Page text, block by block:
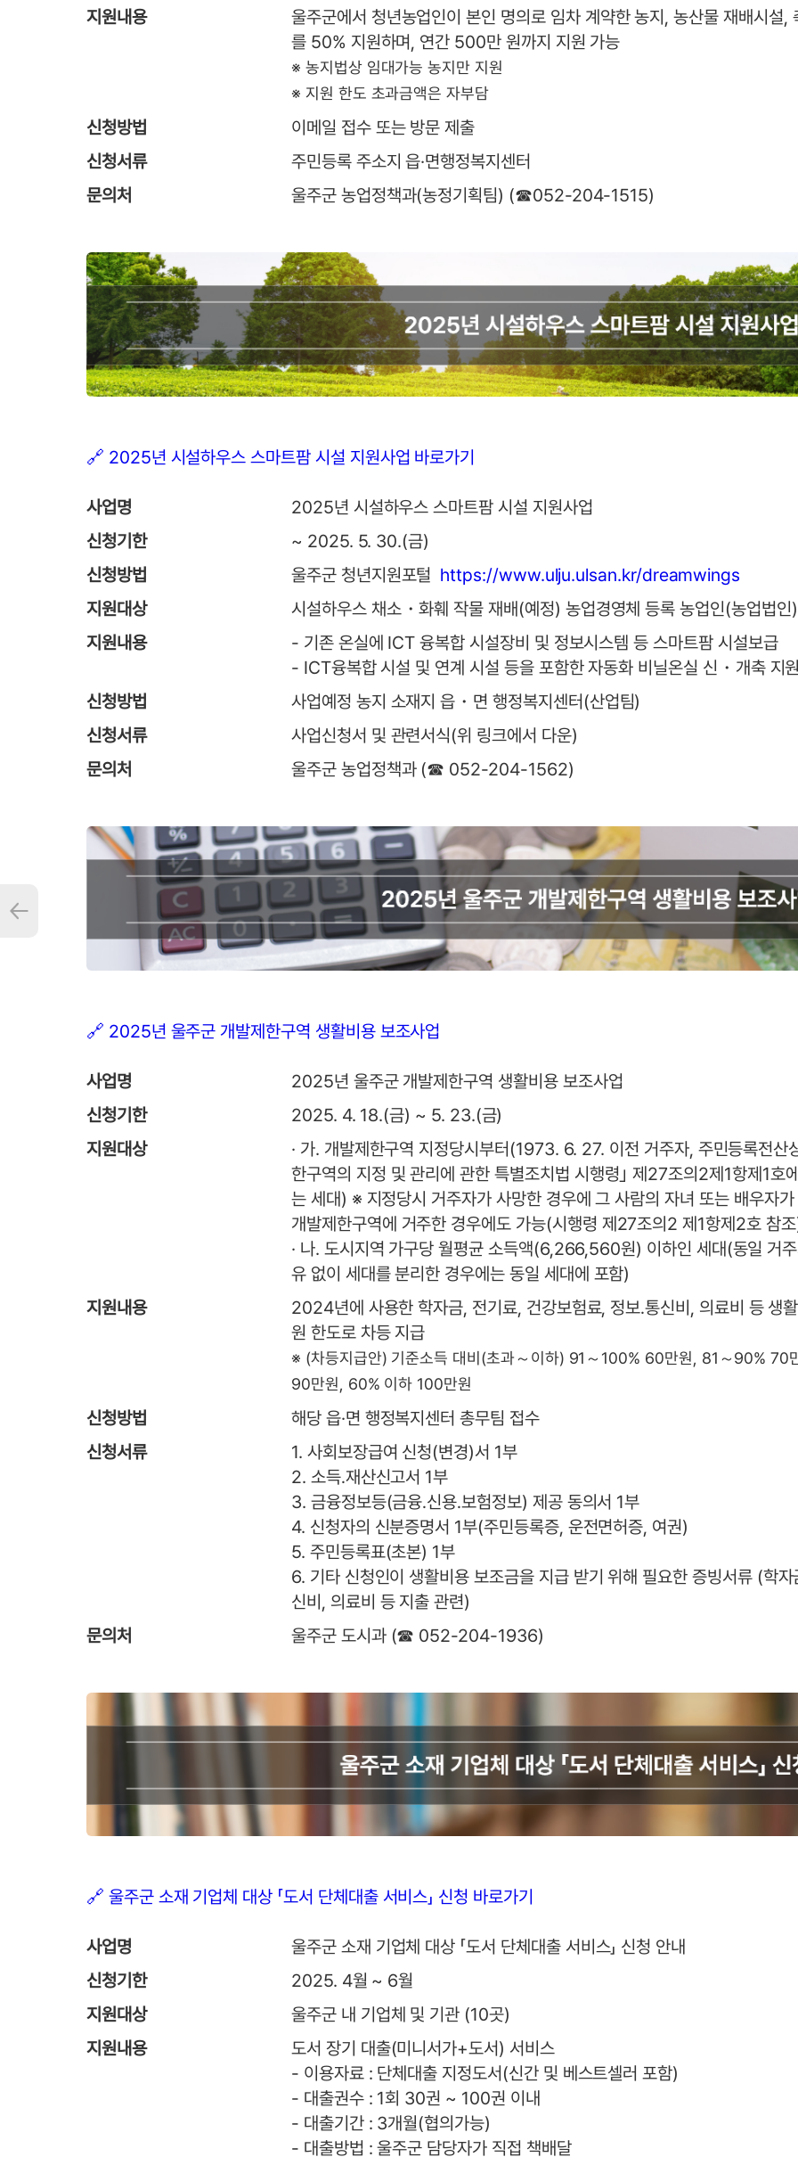
지원내용
울주군에서 청년농업인이 본인 명의로 임차 계약한 농지, 농산물 재배시설,
를 50% 지원하며, 연간 500만 원까지 지원 가능
※ 농지법상 임대가능 농지만 지원
※ 지원 한도 초과금액은 자부담
신청방법
이메일 접수 또는 방문 제출
신청서류
주민등록 주소지 읍·면행정복지센터
문의처
울주군 농업정책과(농정기획팀) (☎052-204-1515)
🔗 2025년 시설하우스 스마트팜 시설 지원사업 바로가기
사업명
2025년 시설하우스 스마트팜 시설 지원사업
신청기한
~ 2025. 5. 30.(금)
신청방법
울주군 청년지원포털 https://www.ulju.ulsan.kr/dreamwings
지원대상
시설하우스 채소・화훼 작물 재배(예정) 농업경영체 등록 농업인(농업법인)
지원내용
- 기존 온실에 ICT 융복합 시설장비 및 정보시스템 등 스마트팜 시설보급
- ICT융복합 시설 및 연계 시설 등을 포함한 자동화 비닐온실 신・개축 지
신청방법
사업예정 농지 소재지 읍・면 행정복지센터(산업팀)
신청서류
사업신청서 및 관련서식(위 링크에서 다운)
문의처
울주군 농업정책과 (☎ 052-204-1562)
🔗 2025년 울주군 개발제한구역 생활비용 보조사업
사업명
2025년 울주군 개발제한구역 생활비용 보조사업
신청기한
2025. 4. 18.(금) ~ 5. 23.(금)
지원대상
· 가. 개발제한구역 지정당시부터(1973. 6. 27. 이전 거주자, 주민등록전산
한구역의 지정 및 관리에 관한 특별조치법 시행령｣ 제27조의2제1항제1호
는 세대) ※ 지정당시 거주자가 사망한 경우에 그 사람의 자녀 또는 배우자
개발제한구역에 거주한 경우에도 가능(시행령 제27조의2 제1항제2호 참
· 나. 도시지역 가구당 월평균 소득액(6,266,560원) 이하인 세대(동일 거
유 없이 세대를 분리한 경우에는 동일 세대에 포함)
지원내용
2024년에 사용한 학자금, 전기료, 건강보험료, 정보․통신비, 의료비 등 생
원 한도로 차등 지급
※ (차등지급안) 기준소득 대비(초과～이하) 91～100% 60만원, 81～90%
90만원, 60% 이하 100만원
신청방법
해당 읍·면 행정복지센터 총무팀 접수
신청서류
1. 사회보장급여 신청(변경)서 1부
2. 소득․재산신고서 1부
3. 금융정보등(금융․신용․보험정보) 제공 동의서 1부
4. 신청자의 신분증명서 1부(주민등록증, 운전면허증, 여권)
5. 주민등록표(초본) 1부
6. 기타 신청인이 생활비용 보조금을 지급 받기 위해 필요한 증빙서류 (학
신비, 의료비 등 지출 관련)
문의처
울주군 도시과 (☎ 052-204-1936)
🔗 울주군 소재 기업체 대상 「도서 단체대출 서비스」 신청 바로가기
사업명
울주군 소재 기업체 대상 「도서 단체대출 서비스」 신청 안내
신청기한
2025. 4월 ~ 6월
지원대상
울주군 내 기업체 및 기관 (10곳)
지원내용
도서 장기 대출(미니서가+도서) 서비스
- 이용자료 : 단체대출 지정도서(신간 및 베스트셀러 포함)
- 대출권수 : 1회 30권 ~ 100권 이내
- 대출기간 : 3개월(협의가능)
- 대출방법 : 울주군 담당자가 직접 책배달